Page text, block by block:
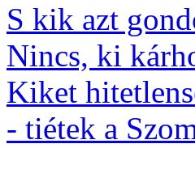
S kik azt
Nincs, ki
Kiket
- tiétek a